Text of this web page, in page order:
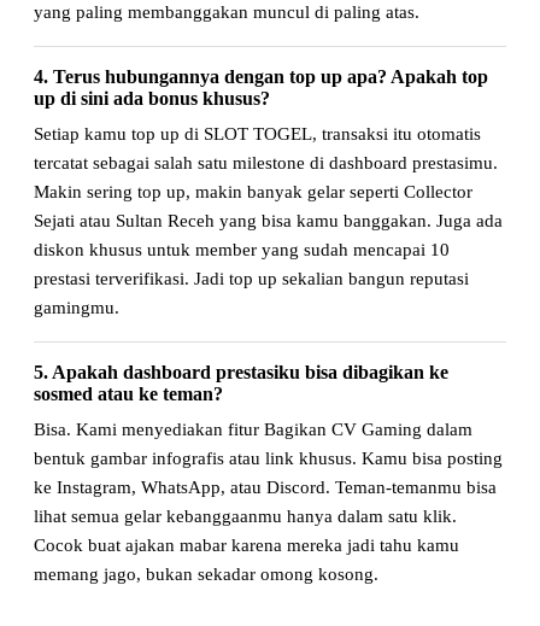
yang paling membanggakan muncul di paling atas.
4. Terus hubungannya dengan top up apa? Apakah top
up di sini ada bonus khusus?
Setiap kamu top up di SLOT TOGEL, transaksi itu otomatis
tercatat sebagai salah satu milestone di dashboard prestasimu.
Makin sering top up, makin banyak gelar seperti Collector
Sejati atau Sultan Receh yang bisa kamu banggakan. Juga ada
diskon khusus untuk member yang sudah mencapai 10
prestasi terverifikasi. Jadi top up sekalian bangun reputasi
gamingmu.
5. Apakah dashboard prestasiku bisa dibagikan ke
sosmed atau ke teman?
Bisa. Kami menyediakan fitur Bagikan CV Gaming dalam
bentuk gambar infografis atau link khusus. Kamu bisa posting
ke Instagram, WhatsApp, atau Discord. Teman-temanmu bisa
lihat semua gelar kebanggaanmu hanya dalam satu klik.
Cocok buat ajakan mabar karena mereka jadi tahu kamu
memang jago, bukan sekadar omong kosong.